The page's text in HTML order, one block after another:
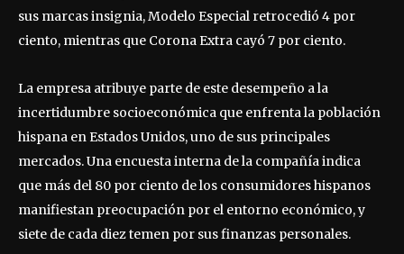
sus marcas insignia, Modelo Especial retrocedió 4 por
ciento, mientras que Corona Extra cayó 7 por ciento.
La empresa atribuye parte de este desempeño a la
incertidumbre socioeconómica que enfrenta la población
hispana en Estados Unidos, uno de sus principales
mercados. Una encuesta interna de la compañía indica
que más del 80 por ciento de los consumidores hispanos
manifiestan preocupación por el entorno económico, y
siete de cada diez temen por sus finanzas personales.